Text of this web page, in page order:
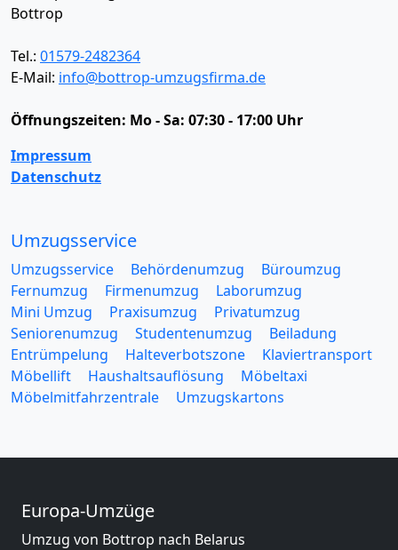
Bottrop
Tel.: 01579-2482364
E-Mail: info@bottrop-umzugsfirma.de
Öffnungszeiten: Mo - Sa: 07:30 - 17:00 Uhr
Impressum
Datenschutz
Umzugsservice
Umzugsservice Behördenumzug
Büroumzug
Fernumzug
Firmenumzug
Laborumzug
Mini Umzug
Praxisumzug
Privatumzug
Seniorenumzug
Studentenumzug
Beiladung
Entrümpelung
Halteverbotszone
Klaviertransport
Möbellift
Haushaltsauflösung
Möbeltaxi
Möbelmitfahrzentrale
Umzugskartons
Europa-Umzüge
Umzug von Bottrop nach Belarus